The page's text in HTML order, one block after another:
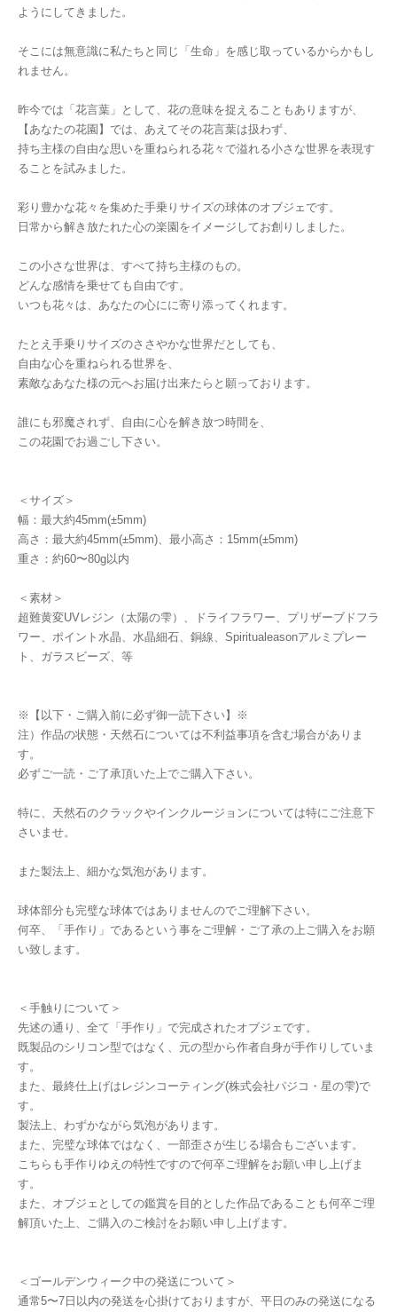
ようにしてきました。
そこには無意識に私たちと同じ「生命」を感じ取っているからかもし
れません。
昨今では「花言葉」として、花の意味を捉えることもありますが、
【あなたの花園】では、あえてその花言葉は扱わず、
持ち主様の自由な思いを重ねられる花々で溢れる小さな世界を表現す
ることを試みました。
彩り豊かな花々を集めた手乗りサイズの球体のオブジェです。
日常から解き放たれた心の楽園をイメージしてお創りしました。
この小さな世界は、すべて持ち主様のもの。
どんな感情を乗せても自由です。
いつも花々は、あなたの心にに寄り添ってくれます。
たとえ手乗りサイズのささやかな世界だとしても、
自由な心を重ねられる世界を、
素敵なあなた様の元へお届け出来たらと願っております。
誰にも邪魔されず、自由に心を解き放つ時間を、
この花園でお過ごし下さい。
＜サイズ＞
幅：最大約45mm(±5mm)
高さ：最大約45mm(±5mm)、最小高さ：15mm(±5mm)
重さ：約60〜80g以内
＜素材＞
超難黄変UVレジン（太陽の雫）、ドライフラワー、プリザーブドフラ
ワー、ポイント水晶、水晶細石、銅線、Spiritualeasonアルミプレー
ト、ガラスビーズ、等
※【以下・ご購入前に必ず御一読下さい】※
注）作品の状態・天然石については不利益事項を含む場合がありま
す。
必ずご一読・ご了承頂いた上でご購入下さい。
特に、天然石のクラックやインクルージョンについては特にご注意下
さいませ。
また製法上、細かな気泡があります。
球体部分も完璧な球体ではありませんのでご理解下さい。
何卒、「手作り」であるという事をご理解・ご了承の上ご購入をお願
い致します。
＜手触りについて＞
先述の通り、全て「手作り」で完成されたオブジェです。
既製品のシリコン型ではなく、元の型から作者自身が手作りしていま
す。
また、最終仕上げはレジンコーティング(株式会社パジコ・星の雫)で
す。
製法上、わずかながら気泡があります。
また、完璧な球体ではなく、一部歪さが生じる場合もございます。
こちらも手作りゆえの特性ですので何卒ご理解をお願い申し上げま
す。
また、オブジェとしての鑑賞を目的とした作品であることも何卒ご理
解頂いた上、ご購入のご検討をお願い申し上げます。
＜ゴールデンウィーク中の発送について＞
通常5〜7日以内の発送を心掛けておりますが、平日のみの発送になる